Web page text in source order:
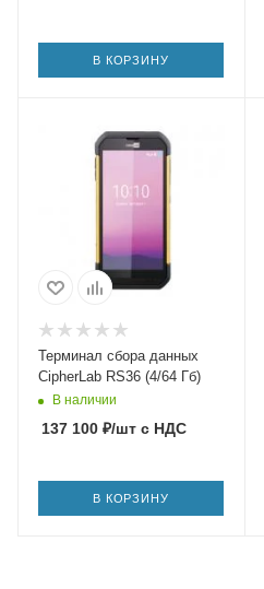
В КОРЗИНУ
Терминал сбора данных
CipherLab RS36 (4/64 Гб)
В наличии
137 100 ₽/шт с НДС
В КОРЗИНУ